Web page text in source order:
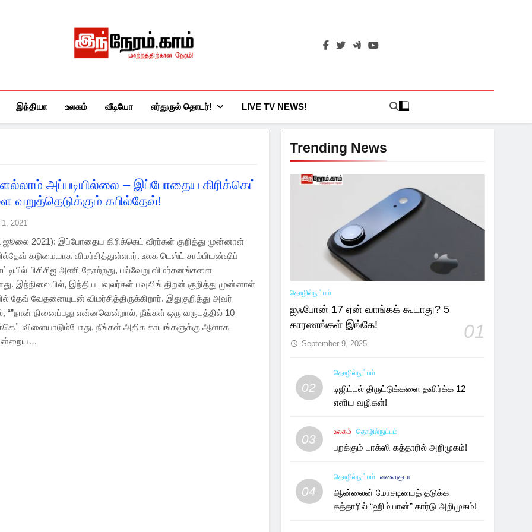
இந்நேரம்.காம்
இந்தியா உலகம் வீடியோ எர்துருல் தொடர்! LIVE TV NEWS!
அப்படியில்லை – இப்போதைய கிரிக்கெட்
வறுத்தெடுக்கும் கபில்தேவ்!
2021
ஜூலை 2021): இப்போதைய கிரிக்கெட் வீரர்கள் குறித்து முன்னாள்
கடுமையாக விமர்சித்துள்ளார். உலக டெஸ்ட் சாம்பியன்ஷிப்
பிசிசிஐ அணி தோற்றது, பல்வேறு விமர்சனங்களை
இந்நிலையில், இந்திய பவுலர்கள் பவுலிங் திறன் குறித்து முன்னாள்
தேவ் வேதனையுடன் விமர்சித்திருக்கிறார். இதுகுறித்து அவர்
“”நான் நினைப்பது என்னவென்றால், நீங்கள் ஒரு வருடத்தில் 10
விளையாடும்போது, நீங்கள் அதிக காயங்களுக்கு ஆளாக
இன்றைய…
Trending News
தொழில்நுட்பம்
ஐஃபோன் 17 ஏன் வாங்கக் கூடாது? 5
காரணங்கள் இங்கே!
01
September 9, 2025
02
தொழில்நுட்பம்
டிஜிட்டல் திருட்டுக்களை தவிர்க்க 12
எளிய வழிகள்!
03
உலகம் தொழில்நுட்பம்
பறக்கும் டாக்ஸி கத்தாரில் அறிமுகம்!
04
தொழில்நுட்பம் வளைகுடா
ஆன்லைன் மோசடியைத் தடுக்க
கத்தாரில் “ஹிம்யான்” கார்டு அறிமுகம்!